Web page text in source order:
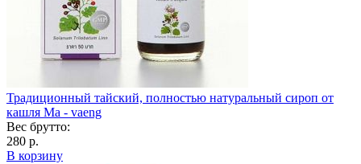
Традиционный тайский, полностью натуральный сироп от
кашля Ма - vaeng
Вес брутто:
280 р.
В корзину